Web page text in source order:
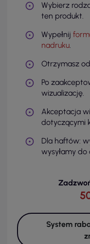
Wybierz
ten produkt.
Wypełnij
nadruku.
Otrzymasz
Po
wizualizację.
Akceptacja
dotyczącymi
Dla haftów:
wysyłamy do
System